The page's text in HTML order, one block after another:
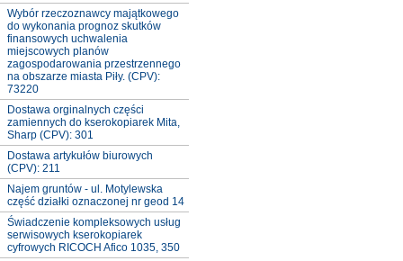
Wybór rzeczoznawcy majątkowego
do wykonania prognoz skutków
finansowych uchwalenia
miejscowych planów
zagospodarowania przestrzennego
na obszarze miasta Piły. (CPV):
73220
Dostawa orginalnych części
zamiennych do kserokopiarek Mita,
Sharp (CPV): 301
Dostawa artykułów biurowych
(CPV): 211
Najem gruntów - ul. Motylewska
część działki oznaczonej nr geod 14
Świadczenie kompleksowych usług
serwisowych kserokopiarek
cyfrowych RICOCH Afico 1035, 350